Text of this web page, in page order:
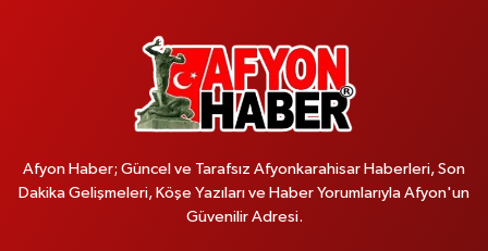
Afyon Haber; Güncel ve Tarafsız Afyonkarahisar Haberleri, Son
Dakika Gelişmeleri, Köşe Yazıları ve Haber Yorumlarıyla Afyon'un
Güvenilir Adresi.